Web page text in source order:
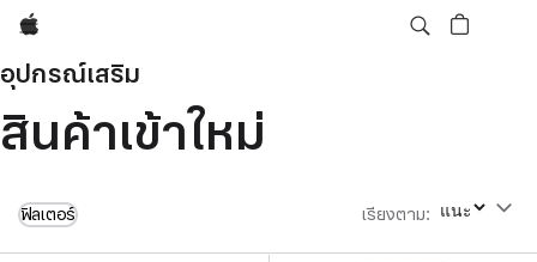
Apple
อุปกรณ์เสริม
สินค้าเข้าใหม่
ฟิลเตอร์ เรียงตาม: เรียงตาม